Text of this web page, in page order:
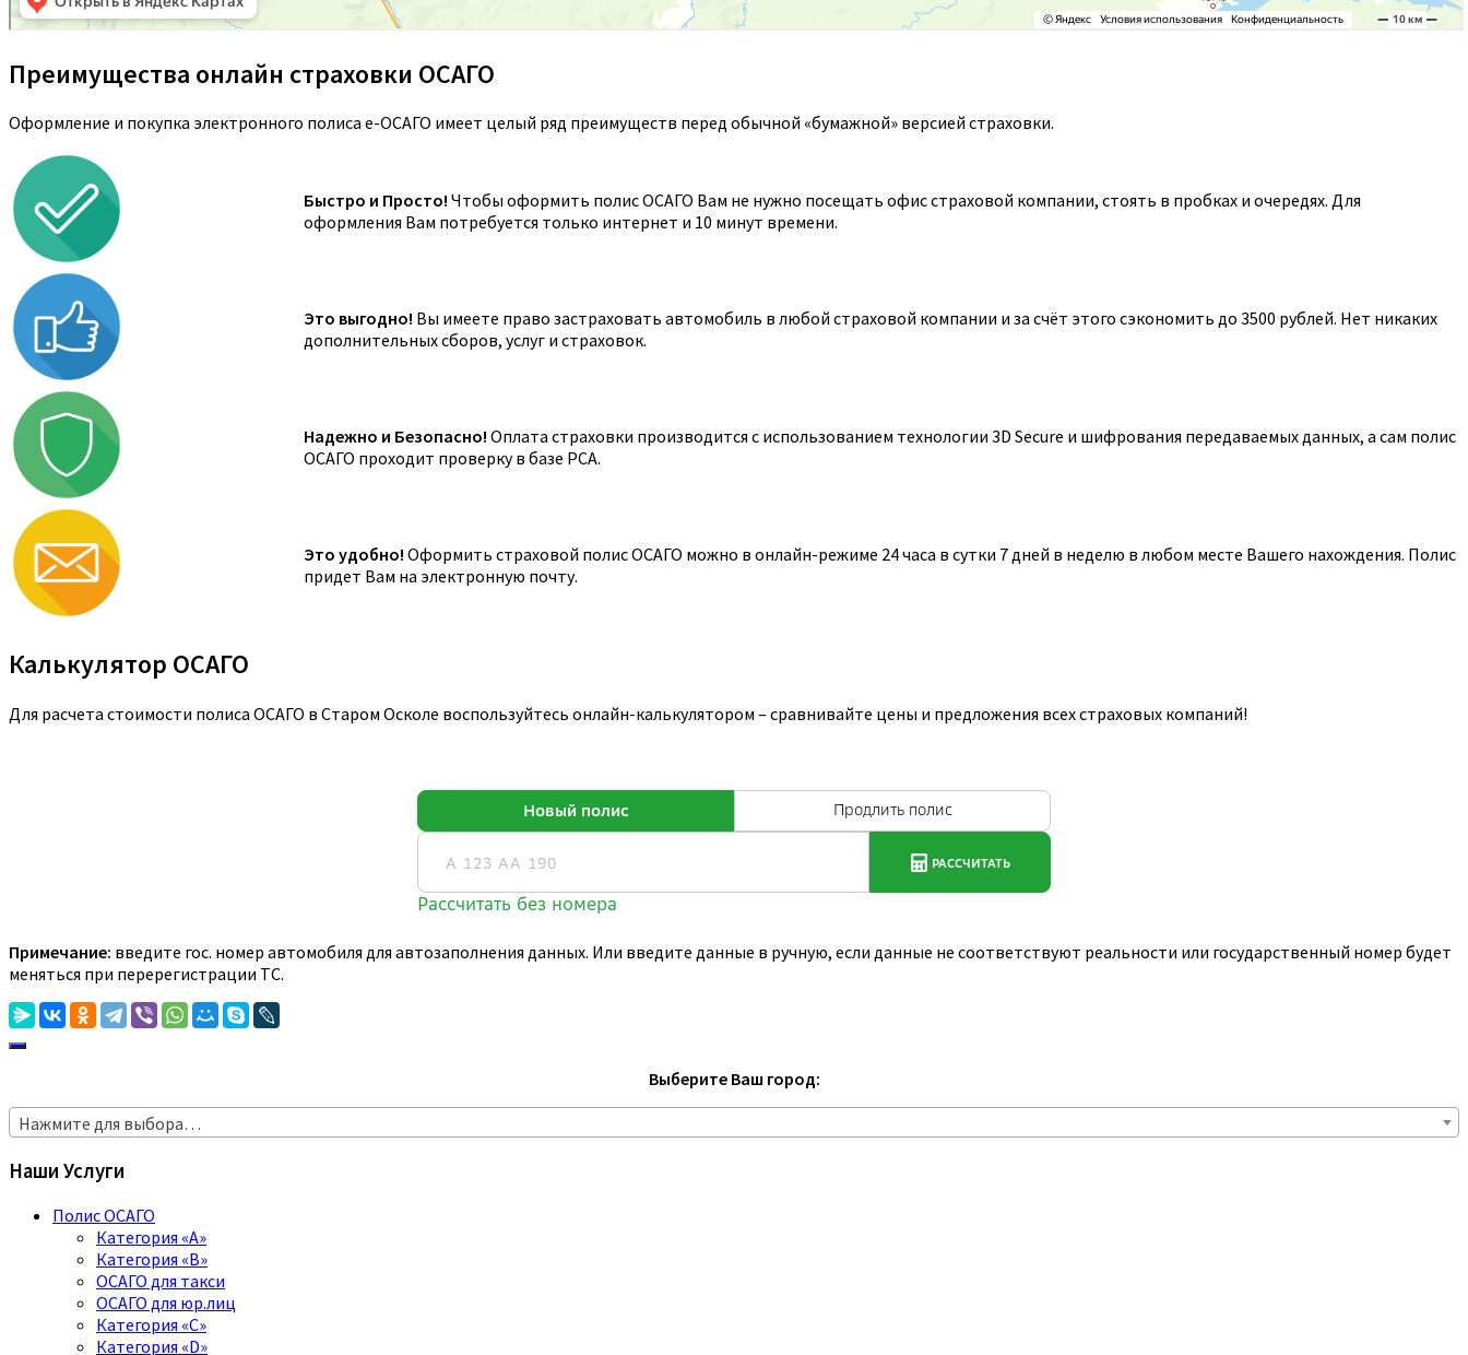
Преимущества онлайн страховки ОСАГО
Оформление и покупка электронного полиса е-ОСАГО имеет целый ряд преимуществ перед обычной «бумажной» версией страховки.
Быстро и Просто! Чтобы оформить полис ОСАГО Вам не нужно посещать офис страховой компании, стоять в пробках и очередях. Для
оформления Вам потребуется только интернет и 10 минут времени.
Это выгодно! Вы имеете право застраховать автомобиль в любой страховой компании и за счёт этого сэкономить до 3500 рублей. Нет никаких
дополнительных сборов, услуг и страховок.
Надежно и Безопасно! Оплата страховки производится с использованием технологии 3D Secure и шифрования передаваемых данных, а сам полис
ОСАГО проходит проверку в базе РСА.
Это удобно! Оформить страховой полис ОСАГО можно в онлайн-режиме 24 часа в сутки 7 дней в неделю в любом месте Вашего нахождения. Полис
придет Вам на электронную почту.
Калькулятор ОСАГО
Для расчета стоимости полиса ОСАГО в Старом Осколе воспользуйтесь онлайн-калькулятором – сравнивайте цены и предложения всех страховых компаний!
Примечание: введите гос. номер автомобиля для автозаполнения данных. Или введите данные в ручную, если данные не соответствуют реальности или государственный номер будет
меняться при перерегистрации ТС.
Выберите Ваш город:
Нажмите для выбора…
Наши Услуги
Полис ОСАГО
Категория «A»
Категория «B»
ОСАГО для такси
ОСАГО для юр.лиц
Категория «C»
Категория «D»